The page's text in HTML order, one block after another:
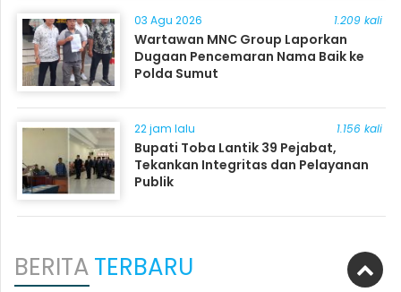
03 Agu 2026 1.209 kali
Wartawan MNC Group Laporkan
Dugaan Pencemaran Nama Baik ke
Polda Sumut
22 jam lalu 1.156 kali
Bupati Toba Lantik 39 Pejabat,
Tekankan Integritas dan Pelayanan
Publik
BERITATERBARU